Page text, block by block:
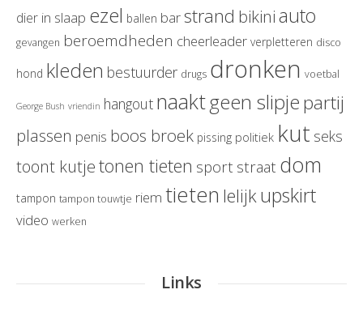
dier in slaap ezel ballen bar strand bikiniauto
gevangen beroemdheden cheerleader verpletteren disco
hond kleden bestuurder drugs dronken voetbal
George Bush vriendin hangout naaktgeen slipjepartij
plassen penis boos broek pissing politiek kut seks
toont kutjetonen tieten sport straat dom
tampon tampon touwtje riem tieten lelijk upskirt
video werken
Links